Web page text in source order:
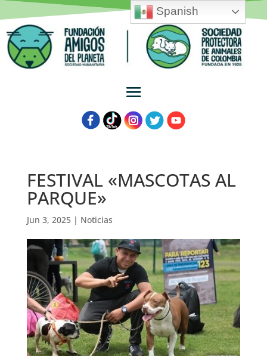
FESTIVAL «MASCOTAS AL
PARQUE»
Jun 3, 2025| Noticias
Spanish